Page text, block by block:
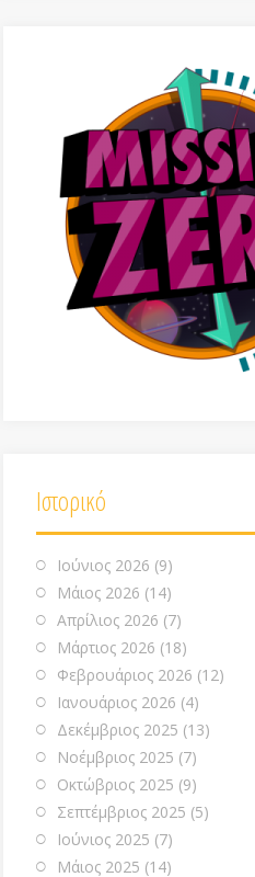
Ιστορικό
Ιούνιος 2026 (9)
Μάιος 2026 (14)
Απρίλιος 2026 (7)
Μάρτιος 2026 (18)
Φεβρουάριος 2026 (12)
Ιανουάριος 2026 (4)
Δεκέμβριος 2025 (13)
Νοέμβριος 2025 (7)
Οκτώβριος 2025 (9)
Σεπτέμβριος 2025 (5)
Ιούνιος 2025 (7)
Μάιος 2025 (14)